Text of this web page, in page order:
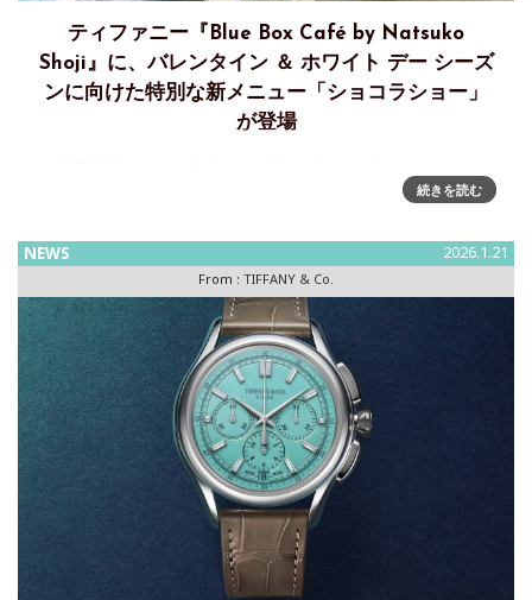
ティファニー『Blue Box Café by Natsuko
Shoji』に、バレンタイン ＆ ホワイト デー シーズ
ンに向けた特別な新メニュー「ショコラショー」
が登場
Shoji』から、冬の寒さが深まる2月、バレンタイン・ホワイ
ー」が登場Tiffany
続きを読む
NEWS 2026.1.21
From : TIFFANY & Co.